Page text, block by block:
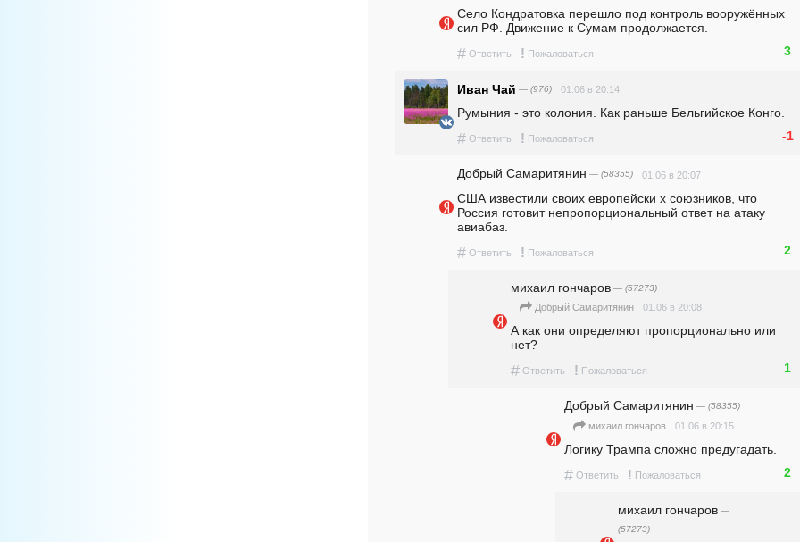
Село Кондратовка перешло под контроль вооружённых
сил РФ. Движение к Сумам продолжается.
# Ответить ! Пожаловаться 3
Иван Чай — (976) 01.06 в 20:14
Румыния - это колония. Как раньше Бельгийское Конго.
# Ответить ! Пожаловаться -1
Добрый Самаритянин — (58355) 01.06 в 20:07
США известили своих европейски х союзников, что
Россия готовит непропорциональный ответ на атаку
авиабаз.
# Ответить ! Пожаловаться 2
михаил гончаров — (57273)
Добрый Самаритянин 01.06 в 20:08
А как они определяют пропорционально или
нет?
# Ответить ! Пожаловаться 1
Добрый Самаритянин — (58355)
михаил гончаров 01.06 в 20:15
Логику Трампа сложно предугадать.
# Ответить ! Пожаловаться 2
михаил гончаров —
(57273)